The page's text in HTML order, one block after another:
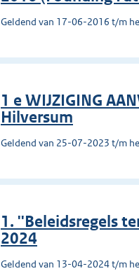
Geldend van 17-06-2016 t/m
1 e WIJZIGING
Hilversum
Geldend van 25-07-2023 t/m
1. ''Beleidsregels
2024
Geldend van 13-04-2024 t/m